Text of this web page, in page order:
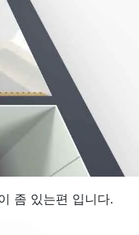
좀 있는편 입니다.